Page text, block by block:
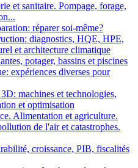
et sanitaire. Pompage, forage,
réparer soi-même?
diagnostics, HQE, HPE,
et architecture climatique
potager, bassins et piscines
expériences diverses pour
machines et technologies,
et optimisation
Alimentation et agriculture.
de l'air et catastrophes.
croissance, PIB, fiscalités